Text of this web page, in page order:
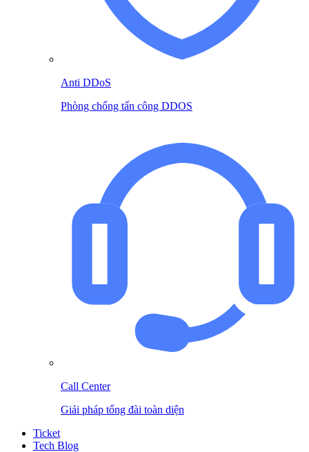
Anti DDoS
Phòng chống tấn công DDOS
Call Center
Giải pháp tổng đài toàn diện
Ticket
Tech Blog